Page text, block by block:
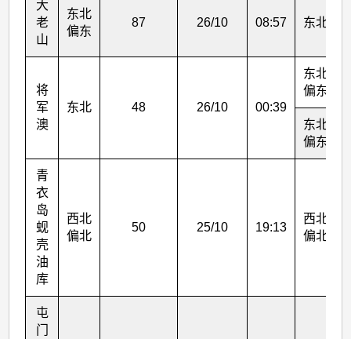
大
老
山
东北
偏东
87 26/10 08:57 东北
将
军
澳
东北 48 26/10 00:39
东北
偏东
东北
偏东
青
衣
岛
蚬
壳
油
库
西北
偏北
50 25/10 19:13
西北
偏北
屯
门